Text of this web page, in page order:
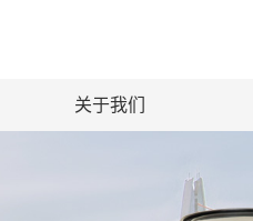
关于我们